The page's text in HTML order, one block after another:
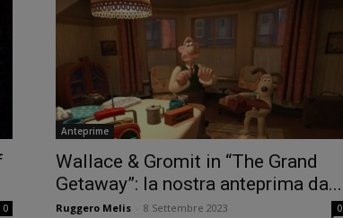
0
Anteprime
Wallace & Gromit in “The Grand
Getaway”: la nostra anteprima da...
Ruggero Melis 8 Settembre 2023 0